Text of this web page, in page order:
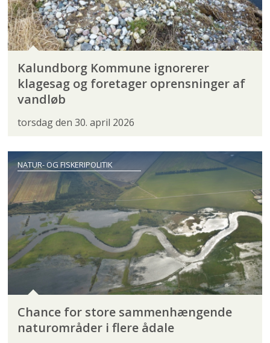
Kalundborg Kommune ignorerer
klagesag og foretager oprensninger af
vandløb
torsdag den 30. april 2026
NATUR- OG FISKERIPOLITIK
Chance for store sammenhængende
naturområder i flere ådale